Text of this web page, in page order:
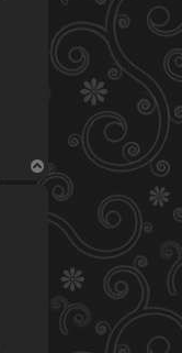
H
a
u
t